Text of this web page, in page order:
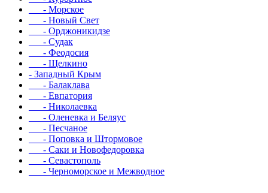
- Морское
- Новый Свет
- Орджоникидзе
- Судак
- Феодосия
- Щелкино
- Западный Крым
- Балаклава
- Евпатория
- Николаевка
- Оленевка и Беляус
- Песчаное
- Поповка и Штормовое
- Саки и Новофедоровка
- Севастополь
- Черноморское и Межводное